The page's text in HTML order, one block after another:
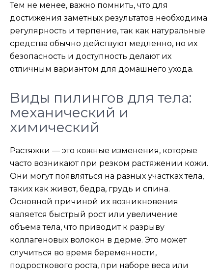
Тем не менее, важно помнить, что для
достижения заметных результатов необходима
регулярность и терпение, так как натуральные
средства обычно действуют медленно, но их
безопасность и доступность делают их
отличным вариантом для домашнего ухода.
Виды пилингов для тела:
механический и
химический
Растяжки — это кожные изменения, которые
часто возникают при резком растяжении кожи.
Они могут появляться на разных участках тела,
таких как живот, бедра, грудь и спина.
Основной причиной их возникновения
является быстрый рост или увеличение
объема тела, что приводит к разрыву
коллагеновых волокон в дерме. Это может
случиться во время беременности,
подросткового роста, при наборе веса или